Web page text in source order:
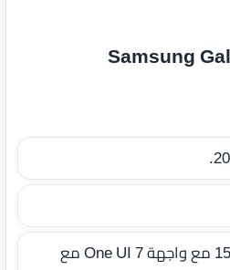
نظام التشغيل : أندرويد 15 مع واجهة One UI 7 مع